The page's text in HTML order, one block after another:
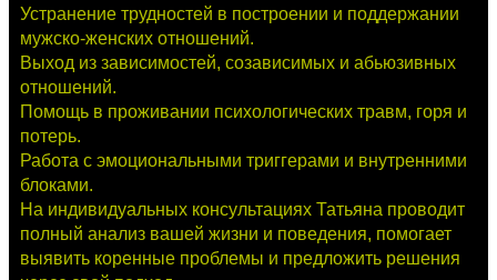
Устранение трудностей в построении и поддержании
мужско-женских отношений.
Выход из зависимостей, созависимых и абьюзивных
отношений.
Помощь в проживании психологических травм, горя и
потерь.
Работа с эмоциональными триггерами и внутренними
блоками.
На индивидуальных консультациях Татьяна проводит
полный анализ вашей жизни и поведения, помогает
выявить коренные проблемы и предложить решения